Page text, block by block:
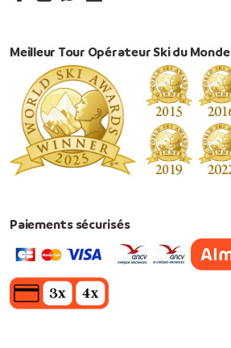
Meilleur Tour Opérateur Ski du Monde
Paiements sécurisés